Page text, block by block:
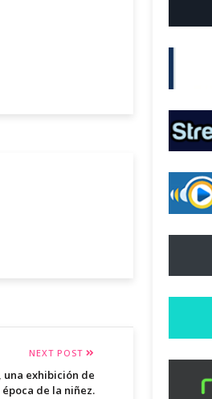
NEXT POST
exhibición de
de la niñez.